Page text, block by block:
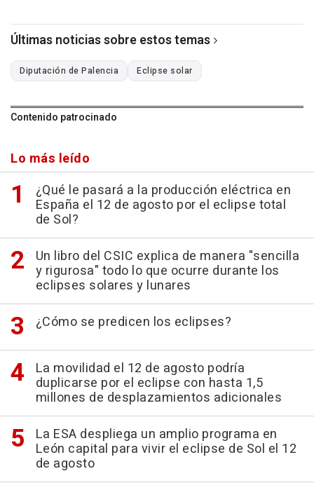
Últimas noticias sobre estos temas
Diputación de Palencia Eclipse solar
Contenido patrocinado
Lo más leído
¿Qué le pasará a la producción eléctrica en
España el 12 de agosto por el eclipse total
de Sol?
Un libro del CSIC explica de manera "sencilla
y rigurosa" todo lo que ocurre durante los
eclipses solares y lunares
¿Cómo se predicen los eclipses?
La movilidad el 12 de agosto podría
duplicarse por el eclipse con hasta 1,5
millones de desplazamientos adicionales
La ESA despliega un amplio programa en
León capital para vivir el eclipse de Sol el 12
de agosto